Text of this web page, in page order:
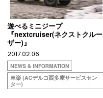
遊べるミニジープ
『nextcruiser(ネクストクルー
ザー)』
2017.02.06
NEWS & INFORMATION
車楽 (ACデルコ西多摩サービスセン
ター)